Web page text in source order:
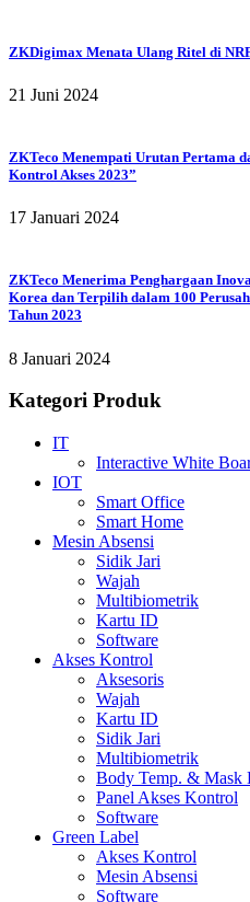
ZKDigimax Menata Ulang Ritel di
21 Juni 2024
ZKTeco Menempati Urutan Pertama
Kontrol Akses 2023”
17 Januari 2024
ZKTeco Menerima Penghargaan
Korea dan Terpilih dalam 100
Tahun 2023
8 Januari 2024
Kategori Produk
IT
Interactive White
IOT
Smart Office
Smart Home
Mesin Absensi
Sidik Jari
Wajah
Multibiometrik
Kartu ID
Software
Akses Kontrol
Aksesoris
Wajah
Kartu ID
Sidik Jari
Multibiometrik
Body Temp. & Mask
Panel Akses Kontrol
Software
Green Label
Akses Kontrol
Mesin Absensi
Software